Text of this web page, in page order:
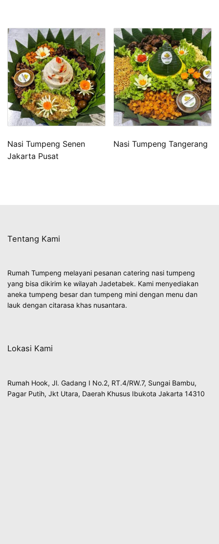
Nasi Tumpeng Senen
Jakarta Pusat
Nasi Tumpeng Tangerang
Tentang Kami
Rumah Tumpeng melayani pesanan catering nasi tumpeng
yang bisa dikirim ke wilayah Jadetabek. Kami menyediakan
aneka tumpeng besar dan tumpeng mini dengan menu dan
lauk dengan citarasa khas nusantara.
Lokasi Kami
Rumah Hook, Jl. Gadang I No.2, RT.4/RW.7, Sungai Bambu,
Pagar Putih, Jkt Utara, Daerah Khusus Ibukota Jakarta 14310